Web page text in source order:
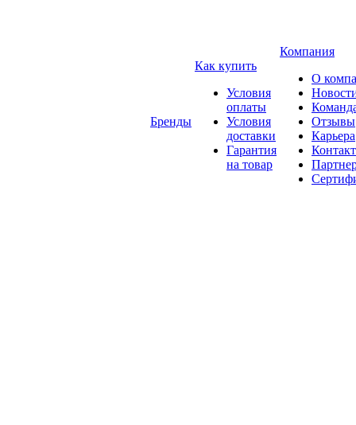
Бренды
Как купить
Условия
оплаты
Условия
доставки
Гарантия
на товар
Компания
О
Отзывы
Карьера